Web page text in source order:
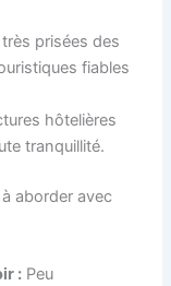
prisées des
fiables
hôtelières
tranquillité.
aborder avec
: Peu